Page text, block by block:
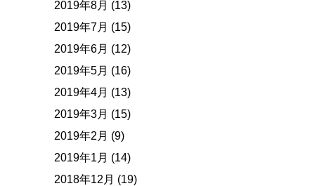
2019年8月 (13)
2019年7月 (15)
2019年6月 (12)
2019年5月 (16)
2019年4月 (13)
2019年3月 (15)
2019年2月 (9)
2019年1月 (14)
2018年12月 (19)